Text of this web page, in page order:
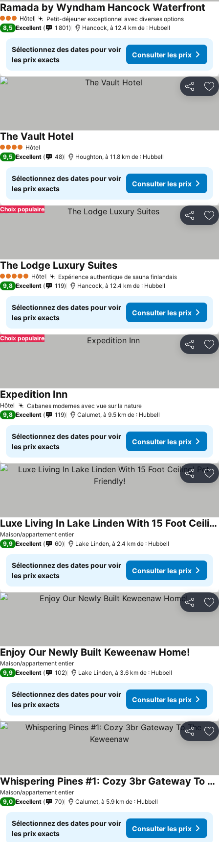
3 ÉtoilesHôtel Petit-déjeuner exceptionnel avec diverses options
Ramada by Wyndham Hancock Waterfront
8,5 Excellent 1 801 Hancock, à 12.4 km de : Hubbell
Sélectionnez des dates pour voir
les prix exacts
Consulter les prix
Partager
4 Étoiles Hôtel
The Vault Hotel
9,5 Excellent 48 Houghton, à 11.8 km de : Hubbell
Sélectionnez des dates pour voir
les prix exacts
Consulter les prix
Partager
Choix populaire
5 Étoiles Hôtel Expérience authentique de sauna finlandais
The Lodge Luxury Suites
9,8 Excellent 119 Hancock, à 12.4 km de : Hubbell
Sélectionnez des dates pour voir
les prix exacts
Consulter les prix
Partager
Choix populaire
Hôtel Cabanes modernes avec vue sur la nature
Expedition Inn
9,8 Excellent 119 Calumet, à 9.5 km de : Hubbell
Sélectionnez des dates pour voir
les prix exacts
Consulter les prix
Partager
Maison/appartement entier
Luxe Living In Lake Linden With 15 Foot Ceiling! Pet Friendly!
9,9 Excellent 60 Lake Linden, à 2.4 km de : Hubbell
Sélectionnez des dates pour voir
les prix exacts
Consulter les prix
Partager
Maison/appartement entier
Enjoy Our Newly Built Keweenaw Home!
9,9 Excellent 102 Lake Linden, à 3.6 km de : Hubbell
Sélectionnez des dates pour voir
les prix exacts
Consulter les prix
Partager
Maison/appartement entier
Whispering Pines #1: Cozy 3br Gateway To The Keweenaw
9,0 Excellent 70 Calumet, à 5.9 km de : Hubbell
Sélectionnez des dates pour voir
les prix exacts
Consulter les prix